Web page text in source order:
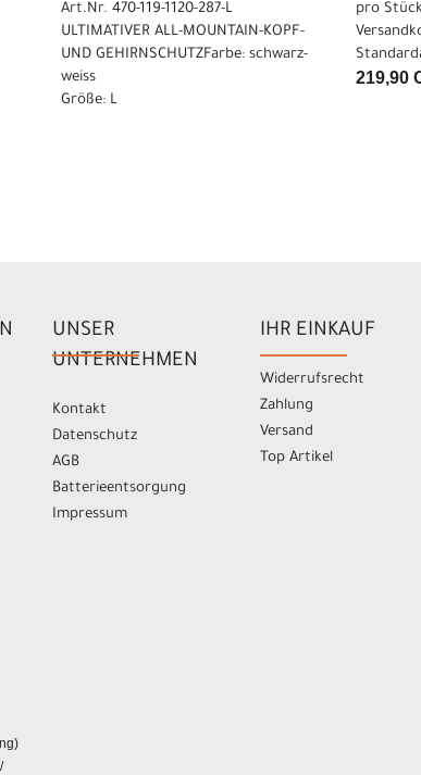
Art.Nr. 470-119-1120-287-L
ULTIMATIVER ALL-MOUNTAIN-KOPF-
UND GEHIRNSCHUTZFarbe: schwarz-
weiss
Größe: L
pro
219,90
UNSER
UNTERNEHMEN
Kontakt
Datenschutz
AGB
Batterieentsorgung
Impressum
IHR EINKAUF
Widerrufsrecht
Zahlung
Versand
Top Artikel